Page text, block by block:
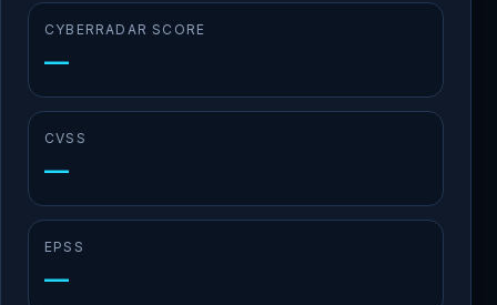
CYBERRADAR SCORE
—
CVSS
—
EPSS
—